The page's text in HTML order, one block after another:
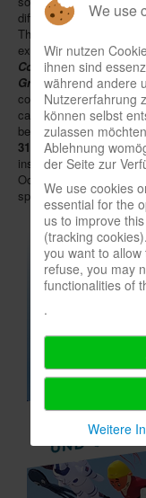
different board and card
This year they even
expansions for award
Codenames, Das
Great Western Trail,
complete alphabetical
calendar can be
benefit from ourearly
31st - tomorrow - at
instead of € 49.99
October. All
specified weight is 1.3
We use
Wir nutzen
ihnen sind
während andere
Nutzererfahrung
können selbst
zulassen
Ablehnung
der Seite zur
We use cookies
essential for the
us to improve
(tracking
you want to
refuse, you may
functionalities of
.
Weitere